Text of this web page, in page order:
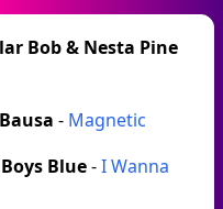
Bob & Nesta Pine
- Magnetic
Boys Blue-I Wanna